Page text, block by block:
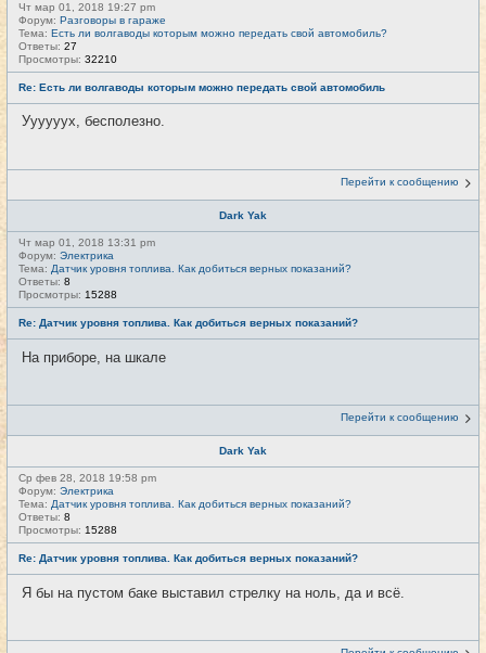
Чт мар 01, 2018 19:27 pm
Форум: Разговоры в гараже
Тема: Есть ли волгаводы которым можно передать свой автомобиль?
Ответы: 27
Просмотры: 32210
Re: Есть ли волгаводы которым можно передать свой автомобиль
Уууууух, бесполезно.
Перейти к сообщению
Dark Yak
Чт мар 01, 2018 13:31 pm
Форум: Электрика
Тема: Датчик уровня топлива. Как добиться верных показаний?
Ответы: 8
Просмотры: 15288
Re: Датчик уровня топлива. Как добиться верных показаний?
На приборе, на шкале
Перейти к сообщению
Dark Yak
Ср фев 28, 2018 19:58 pm
Форум: Электрика
Тема: Датчик уровня топлива. Как добиться верных показаний?
Ответы: 8
Просмотры: 15288
Re: Датчик уровня топлива. Как добиться верных показаний?
Я бы на пустом баке выставил стрелку на ноль, да и всё.